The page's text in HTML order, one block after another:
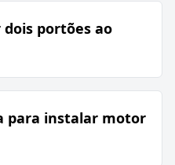
portões ao
para instalar motor